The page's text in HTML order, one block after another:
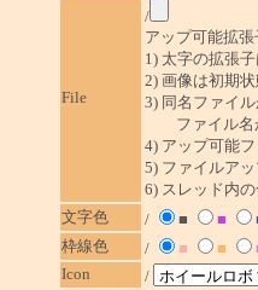
File
/
アップ可能拡張
1) 太字の拡張
2) 画像は初期
3) 同名ファイ
ファイル名が
4) アップ可能
5) ファイルア
6) スレッド内
文字色
/ ■ ■
枠線色
/ ■ ■
Icon
/